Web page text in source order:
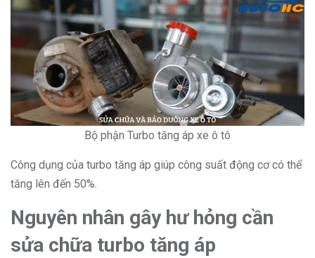
Bộ phận Turbo tăng áp xe ô tô
Công dụng của turbo tăng áp giúp công suất động cơ có thể
tăng lên đến 50%.
Nguyên nhân gây hư hỏng cần
sửa chữa turbo tăng áp